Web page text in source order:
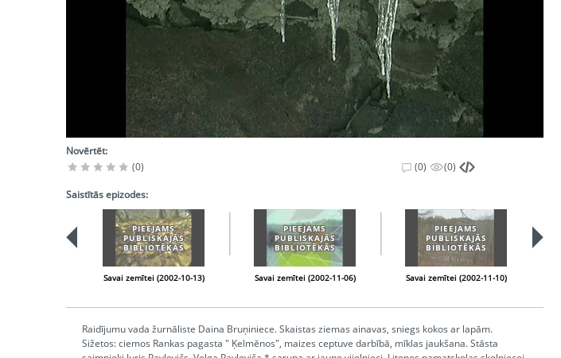
Novērtēt:
(0)
(0) (0)
Saistītās epizodes:
PIEEJAMS
PUBLISKAJĀS
BIBLIOTĒKĀS
Savai zemītei (2002-10-13)
PIEEJAMS
PUBLISKAJĀS
BIBLIOTĒKĀS
Savai zemītei (2002-11-06)
PIEEJAMS
PUBLISKAJĀS
BIBLIOTĒKĀS
Savai zemītei (2002-11-10)
Raidījumu vada žurnāliste Daina Bruņiniece. Skaistas ziemas ainavas, sniegs kokos ar lapām.
Sižetos: ciemos Rankas pagasta " Ķelmēnos", maizes ceptuve darbībā, mīklas jaukšana. Stāsta